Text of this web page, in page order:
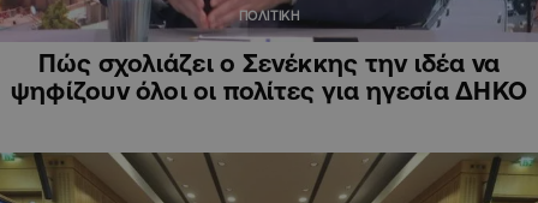
ΠΟΛΙΤΙΚΗ
Πώς σχολιάζει ο Σενέκκης την ιδέα να
ψηφίζουν όλοι οι πολίτες για ηγεσία ΔΗΚΟ